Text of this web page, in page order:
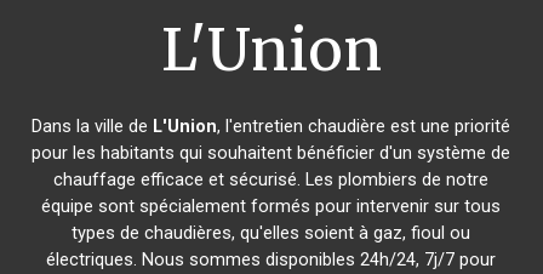
L'Union
Dans la ville de L'Union, l'entretien chaudière est une priorité
pour les habitants qui souhaitent bénéficier d'un système de
chauffage efficace et sécurisé. Les plombiers de notre
équipe sont spécialement formés pour intervenir sur tous
types de chaudières, qu'elles soient à gaz, fioul ou
électriques. Nous sommes disponibles 24h/24, 7j/7 pour